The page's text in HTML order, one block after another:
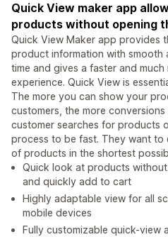
Quick View maker app
products without opening
Quick View Maker app provides
product information with smooth
time and gives a faster and
experience. Quick View is
The more you can show your
customers, the more
customer searches for products
process to be fast. They want to
of products in the shortest
Quick look at products
and quickly add to cart
Highly adaptable view for all
mobile devices
Fully customizable quick-